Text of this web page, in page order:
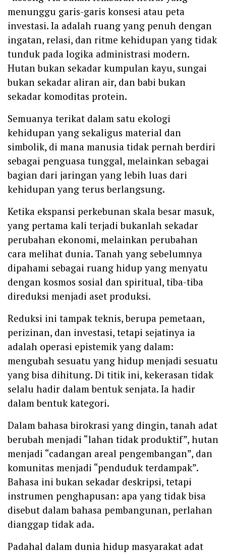
menunggu garis-garis konsesi atau peta
investasi. Ia adalah ruang yang penuh dengan
ingatan, relasi, dan ritme kehidupan yang tidak
tunduk pada logika administrasi modern.
Hutan bukan sekadar kumpulan kayu, sungai
bukan sekadar aliran air, dan babi bukan
sekadar komoditas protein.
Semuanya terikat dalam satu ekologi
kehidupan yang sekaligus material dan
simbolik, di mana manusia tidak pernah berdiri
sebagai penguasa tunggal, melainkan sebagai
bagian dari jaringan yang lebih luas dari
kehidupan yang terus berlangsung.
Ketika ekspansi perkebunan skala besar masuk,
yang pertama kali terjadi bukanlah sekadar
perubahan ekonomi, melainkan perubahan
cara melihat dunia. Tanah yang sebelumnya
dipahami sebagai ruang hidup yang menyatu
dengan kosmos sosial dan spiritual, tiba-tiba
direduksi menjadi aset produksi.
Reduksi ini tampak teknis, berupa pemetaan,
perizinan, dan investasi, tetapi sejatinya ia
adalah operasi epistemik yang dalam:
mengubah sesuatu yang hidup menjadi sesuatu
yang bisa dihitung. Di titik ini, kekerasan tidak
selalu hadir dalam bentuk senjata. Ia hadir
dalam bentuk kategori.
Dalam bahasa birokrasi yang dingin, tanah adat
berubah menjadi “lahan tidak produktif”, hutan
menjadi “cadangan areal pengembangan”, dan
komunitas menjadi “penduduk terdampak”.
Bahasa ini bukan sekadar deskripsi, tetapi
instrumen penghapusan: apa yang tidak bisa
disebut dalam bahasa pembangunan, perlahan
dianggap tidak ada.
Padahal dalam dunia hidup masyarakat adat